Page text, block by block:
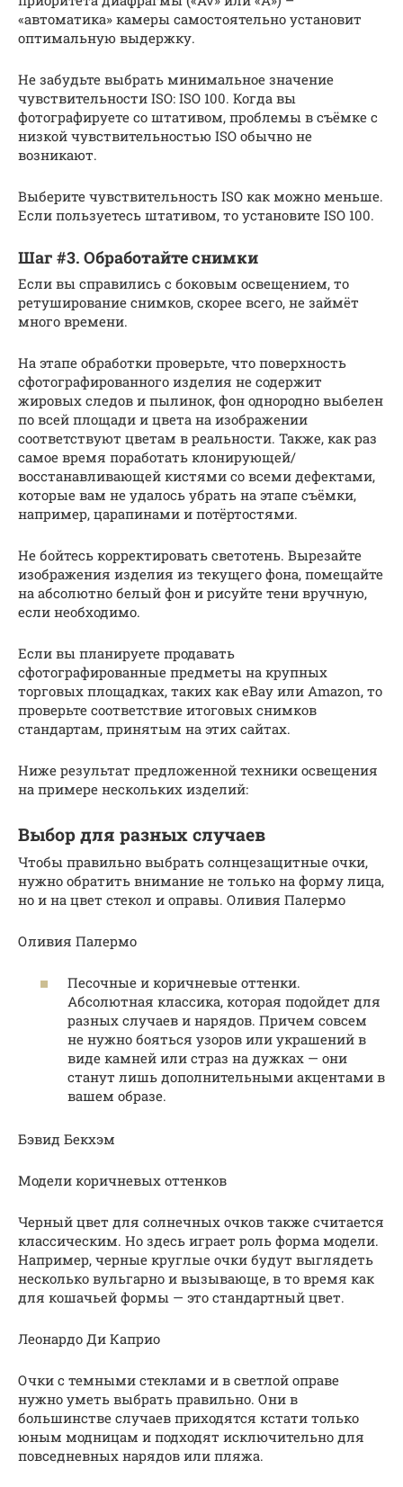
«автоматика» камеры самостоятельно установит
оптимальную выдержку.
Не забудьте выбрать минимальное значение
чувствительности ISO: ISO 100. Когда вы
фотографируете со штативом, проблемы в съёмке с
низкой чувствительностью ISO обычно не
возникают.
Выберите чувствительность ISO как можно меньше.
Если пользуетесь штативом, то установите ISO 100.
Шаг #3. Обработайте снимки
Если вы справились с боковым освещением, то
ретуширование снимков, скорее всего, не займёт
много времени.
На этапе обработки проверьте, что поверхность
сфотографированного изделия не содержит
жировых следов и пылинок, фон однородно выбелен
по всей площади и цвета на изображении
соответствуют цветам в реальности. Также, как раз
самое время поработать клонирующей/
восстанавливающей кистями со всеми дефектами,
которые вам не удалось убрать на этапе съёмки,
например, царапинами и потёртостями.
Не бойтесь корректировать светотень. Вырезайте
изображения изделия из текущего фона, помещайте
на абсолютно белый фон и рисуйте тени вручную,
если необходимо.
Если вы планируете продавать
сфотографированные предметы на крупных
торговых площадках, таких как eBay или Amazon, то
проверьте соответствие итоговых снимков
стандартам, принятым на этих сайтах.
Ниже результат предложенной техники освещения
на примере нескольких изделий:
Выбор для разных случаев
Чтобы правильно выбрать солнцезащитные очки,
нужно обратить внимание не только на форму лица,
но и на цвет стекол и оправы. Оливия Палермо
Оливия Палермо
Песочные и коричневые оттенки.
Абсолютная классика, которая подойдет для
разных случаев и нарядов. Причем совсем
не нужно бояться узоров или украшений в
виде камней или страз на дужках — они
станут лишь дополнительными акцентами в
вашем образе.
Бэвид Бекхэм
Модели коричневых оттенков
Черный цвет для солнечных очков также считается
классическим. Но здесь играет роль форма модели.
Например, черные круглые очки будут выглядеть
несколько вульгарно и вызывающе, в то время как
для кошачьей формы — это стандартный цвет.
Леонардо Ди Каприо
Очки с темными стеклами и в светлой оправе
нужно уметь выбрать правильно. Они в
большинстве случаев приходятся кстати только
юным модницам и подходят исключительно для
повседневных нарядов или пляжа.